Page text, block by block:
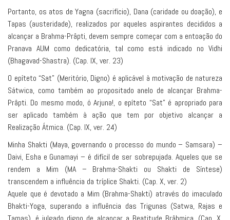
Portanto, os atos de Yagna (sacrifício), Dana (caridade ou doação), e
Tapas (austeridade), realizados por aqueles aspirantes decididos a
alcançar a Brahma-Prâpti, devem sempre começar com a entoação do
Pranava AUM como dedicatória, tal como está indicado no Vidhi
(Bhagavad-Shastra). (Cap. IX, ver. 23)
O epíteto “Sat” (Meritório, Digno) é aplicável à motivação de natureza
Sátwica, como também ao propositado anelo de alcançar Brahma-
Prâpti. Do mesmo modo, ó Arjuna!, o epíteto “Sat” é apropriado para
ser aplicado também à ação que tem por objetivo alcançar a
Realização Átmica. (Cap. IX, ver. 24)
Minha Shakti (Maya, governando o processo do mundo – Samsara) –
Daivi, Esha e Gunamayi – é difícil de ser sobrepujada. Aqueles que se
rendem a Mim (MA – Brahma-Shakti ou Shakti de Síntese)
transcendem a influência da tríplice Shakti. (Cap. X, ver. 2)
Aquele que é devotado a Mim (Brahma-Shakti) através do imaculado
Bhakti-Yoga, superando a influência das Trigunas (Satwa, Rajas e